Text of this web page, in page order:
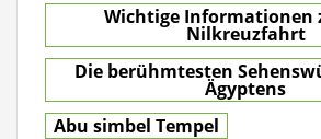
Wichtige Informationen
Nilkreuzfahrt
Die berühmtesten
Ägyptens
Abu simbel Tempel